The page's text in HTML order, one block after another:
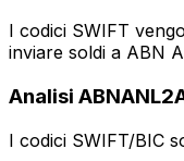
I codici SWIFT
inviare soldi a ABN
Analisi
I codici SWIFT/BIC